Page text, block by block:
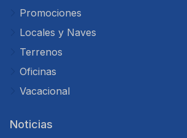
Promociones
Locales y Naves
Terrenos
Oficinas
Vacacional
Noticias